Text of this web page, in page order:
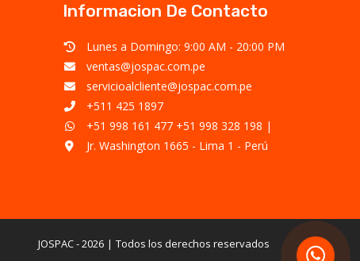
Informacion De Contacto
Lunes a Domingo: 9:00 AM - 20:00 PM
ventas@jospac.com.pe
servicioalcliente@jospac.com.pe
+511 425 1897
+51 998 161 477 +51 998 328 198 |
Jr. Washington 1665 - Lima 1 - Perú
JOSPAC - 2026 Todos los derechos reservados